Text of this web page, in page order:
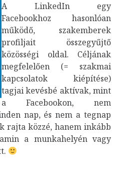
A LinkedIn egy
Facebookhoz hasonlóan
működő, szakemberek
profiljait összegyűjtő
közösségi oldal. Céljának
megfelelően (= szakmai
kapcsolatok kiépítése)
tagjai kevésbé aktívak, mint
a Facebookon, nem
nap, és nem a tegnap
rajta közzé, hanem inkább
a munkahelyén vagy